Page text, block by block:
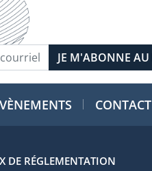
CONTACT
DE RÉGLEMENTATION